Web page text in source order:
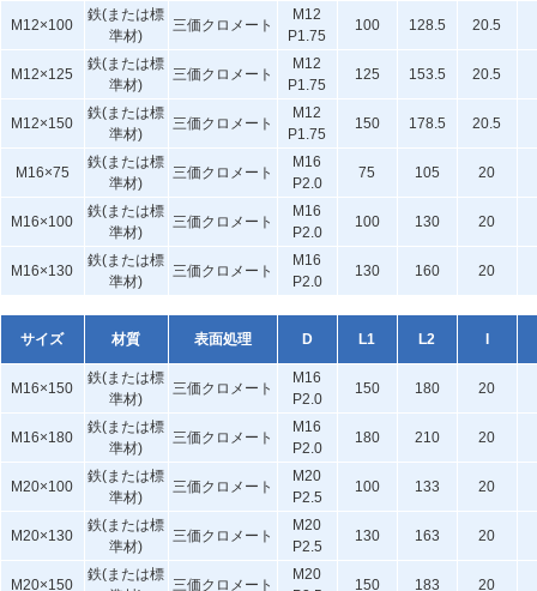
M12×100
鉄(または標
準材)
三価クロメート
M12
P1.75
100 128.5 20.5
M12×125
鉄(または標
準材)
三価クロメート
M12
P1.75
125 153.5 20.5
M12×150
鉄(または標
準材)
三価クロメート
M12
P1.75
150 178.5 20.5
M16×75
鉄(または標
準材)
三価クロメート
M16
P2.0
75 105 20
M16×100
鉄(または標
準材)
三価クロメート
M16
P2.0
100 130 20
M16×130
鉄(または標
準材)
三価クロメート
M16
P2.0
130 160 20
サイズ 材質 表面処理 D L1 L2
M16×150
鉄(または標
準材)
三価クロメート
M16
P2.0
150 180 20
M16×180
鉄(または標
準材)
三価クロメート
M16
P2.0
180 210 20
M20×100
鉄(または標
準材)
三価クロメート
M20
P2.5
100 133 20
M20×130
鉄(または標
準材)
三価クロメート
M20
P2.5
130 163 20
M20×150
鉄(または標
三価クロメート
M20
150 183 20